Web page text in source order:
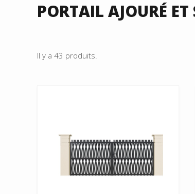
PORTAIL AJOURÉ ET
Il y a 43 produits.